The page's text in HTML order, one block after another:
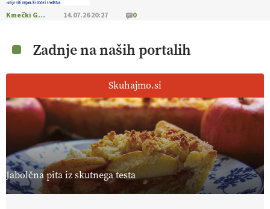
Kmečki Glas 14.07.26 20:27 0
Zadnje na naših portalih
Skuhajmo.si
Jabolčna pita iz skutnega testa